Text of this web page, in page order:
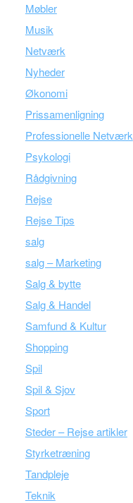
Møbler
Musik
Netværk
Nyheder
Økonomi
Prissamenligning
Professionelle Netværk
Psykologi
Rådgivning
Rejse
Rejse Tips
salg
salg – Marketing
Salg & bytte
Salg & Handel
Samfund & Kultur
Shopping
Spil
Spil & Sjov
Sport
Steder – Rejse artikler
Styrketræning
Tandpleje
Teknik